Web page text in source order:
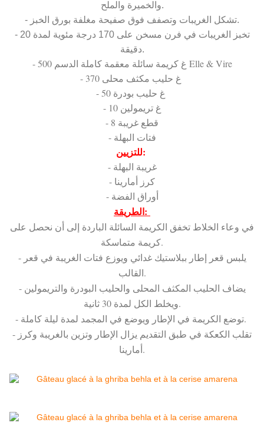
والخميرة والملح.
- تشكل الغريبات وتصفف فوق صفيحة مغلفة بورق الخبز.
- تخبز الغريبات في فرن مسخن على 170 درجة مئوية لمدة 20
دقيقة.
- 500 غ كريمة سائلة معقمة كاملة الدسم Elle & Vire
- 10 غ تريمولين
- 8 قطع غريبة
- فتات البهلة
للتزيين:
- غريبة البهلة
- كرز أمارينا
- أوراق الفضة
الطريقة:
في وعاء الخلاط تخفق الكريمة السائلة الباردة إلى أن نحصل على
كريمة متماسكة.
- يلبس قعر إطار ببلاستيك غدائي ويوزع فتات الغريبة في قعر
القالب.
- يضاف الحليب المكثف المحلى والحليب البودرة والتريمولين
ويخلط الكل لمدة 30 ثانية.
- توضع الكريمة في الإطار ويوضع في المجمد لمدة ليلة كاملة.
- تقلب الكعكة في طبق التقديم يزال الإطار وتزين بالغريبة وكرز
أمارينا.